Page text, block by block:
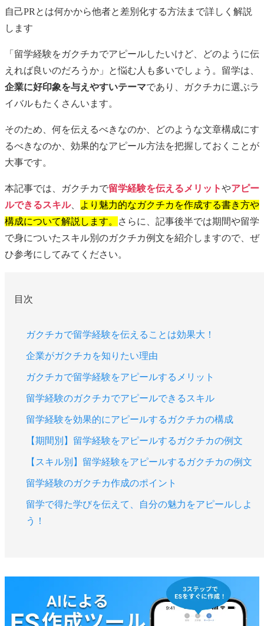
自己PRとは何かから他者と差別化する方法まで詳しく解説
します
「留学経験をガクチカでアピールしたいけど、どのように伝
えれば良いのだろうか」と悩む人も多いでしょう。留学は、
企業に好印象を与えやすいテーマであり、ガクチカに選ぶラ
イバルもたくさんいます。
そのため、何を伝えるべきなのか、どのような文章構成にす
るべきなのか、効果的なアピール方法を把握しておくことが
大事です。
本記事では、ガクチカで留学経験を伝えるメリットやアピー
ルできるスキル、
より魅力的なガクチカを作成する書き方や
構成について解説します。
さらに、記事後半では期間や留学
で身についたスキル別のガクチカ例文を紹介しますので、ぜ
ひ参考にしてみてください。
目次
ガクチカで留学経験を伝えることは効果大！
企業がガクチカを知りたい理由
ガクチカで留学経験をアピールするメリット
留学経験のガクチカでアピールできるスキル
留学経験を効果的にアピールするガクチカの構成
【期間別】留学経験をアピールするガクチカの例文
【スキル別】留学経験をアピールするガクチカの例文
留学経験のガクチカ作成のポイント
留学で得た学びを伝えて、自分の魅力をアピールしよ
う！